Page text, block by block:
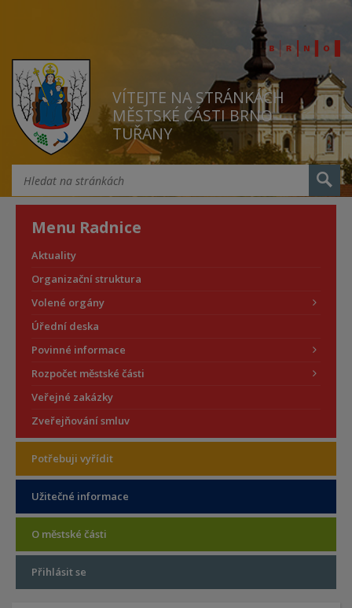
VÍTEJTE NA STRÁNKÁCH
MĚSTSKÉ ČÁSTI BRNO
TUŘANY
Menu Radnice
Aktuality
Organizační struktura
Volené orgány
Úřední deska
Povinné informace
Rozpočet městské části
Veřejné zakázky
Zveřejňování smluv
Potřebuji vyřídit
Užitečné informace
O městské části
Přihlásit se